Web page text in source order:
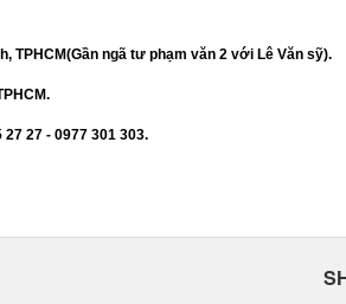
TPHCM(Gần ngã tư phạm văn 2 với Lê Văn sỹ).
27 - 0977 301 303.